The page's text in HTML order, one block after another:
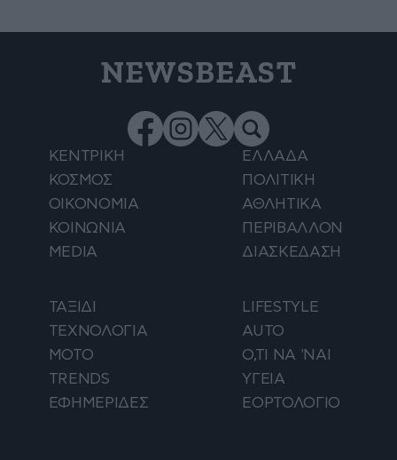
NEWSBEAST
ΚΕΝΤΡΙΚΗ
ΕΛΛΑΔΑ
ΚΟΣΜΟΣ
ΠΟΛΙΤΙΚΗ
ΟΙΚΟΝΟΜΙΑ
ΑΘΛΗΤΙΚΑ
ΚΟΙΝΩΝΙΑ
ΠΕΡΙΒΑΛΛΟΝ
MEDIA
ΔΙΑΣΚΕΔΑΣΗ
ΤΑΞΙΔΙ
LIFESTYLE
ΤΕΧΝΟΛΟΓΙΑ
AUTO
ΜΟΤΟ
Ο,ΤΙ ΝΑ 'ΝΑΙ
TRENDS
ΥΓΕΙΑ
ΕΦΗΜΕΡΙΔΕΣ
ΕΟΡΤΟΛΟΓΙΟ